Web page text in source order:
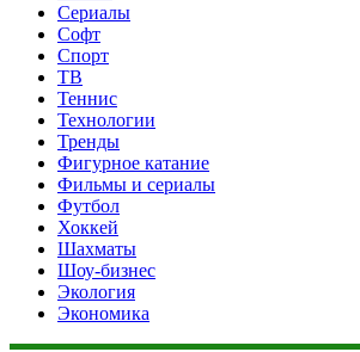
Сериалы
Софт
Спорт
ТВ
Теннис
Технологии
Тренды
Фигурное катание
Фильмы и сериалы
Футбол
Хоккей
Шахматы
Шоу-бизнес
Экология
Экономика